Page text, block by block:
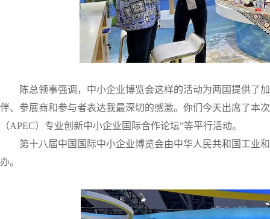
陈总领事强调，中小企业博览会这样的活动为两国提供了
伴、参展商和参与者表达我最深切的感激。你们今天出席了本
（APEC）专业创新中小企业国际合作论坛”等平行活动。
第十八届中国国际中小企业博览会由中华人民共和国工业
办。